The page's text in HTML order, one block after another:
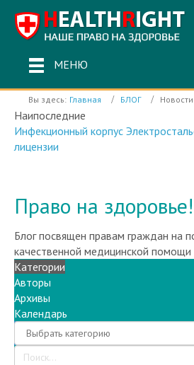
МЕНЮ
Вы здесь: Главная БЛОГ
Наипоследние
Инфекционный корпус
лицензии
Блог посвящен правам граждан на
качественной медицинской помощи
Категории
Авторы
Архивы
Календарь